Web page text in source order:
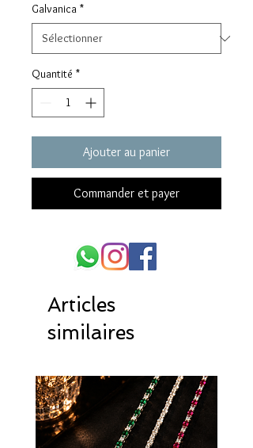
Galvanica *
Quantité *
Ajouter au panier
Commander et payer
Articles
similaires